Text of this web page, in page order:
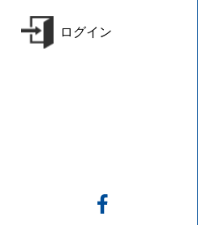
ログイン